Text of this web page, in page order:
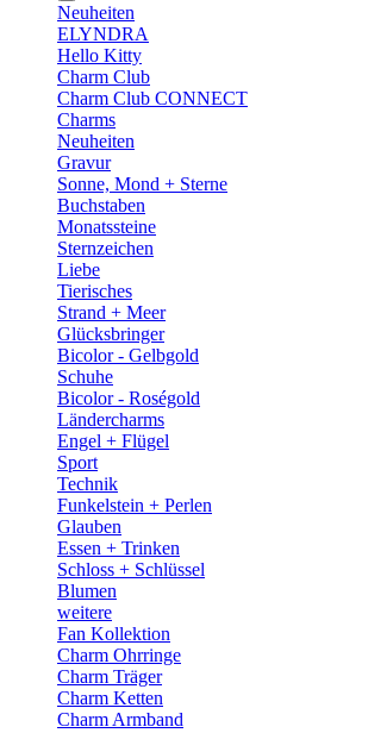
Neuheiten
ELYNDRA
Hello Kitty
Charm Club
Charm Club CONNECT
Charms
Neuheiten
Gravur
Sonne, Mond + Sterne
Buchstaben
Monatssteine
Sternzeichen
Liebe
Tierisches
Strand + Meer
Glücksbringer
Bicolor - Gelbgold
Schuhe
Bicolor - Roségold
Ländercharms
Engel + Flügel
Sport
Technik
Funkelstein + Perlen
Glauben
Essen + Trinken
Schloss + Schlüssel
Blumen
weitere
Fan Kollektion
Charm Ohrringe
Charm Träger
Charm Ketten
Charm Armband